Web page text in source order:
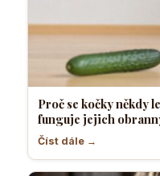
Proč se kočky někdy
funguje jejich
Číst dále →